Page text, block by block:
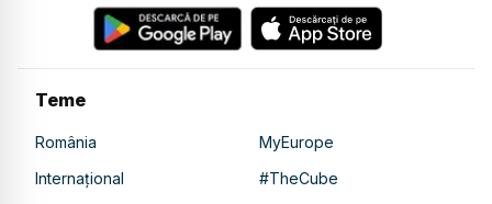
Teme
România
MyEurope
Internațional
#TheCube